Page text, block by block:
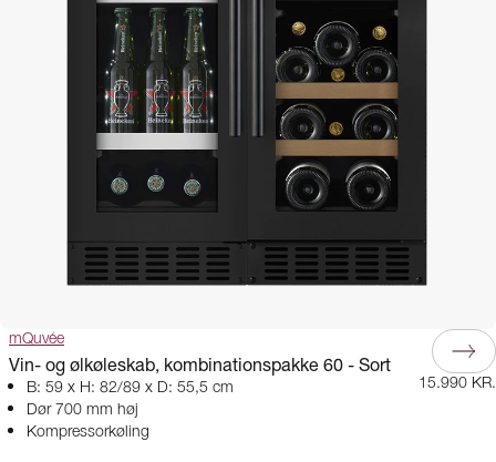
mQuvée
Vin- og ølkøleskab, kombinationspakke 60 - Sort
B: 59 x H: 82/89 x D: 55,5 cm
Dør 700 mm høj
Kompressorkøling
15.990 KR.